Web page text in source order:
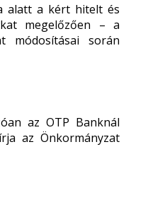
alatt a kért hitelt és
megelőzően – a
módosításai során
az OTP Banknál
az Önkormányzat